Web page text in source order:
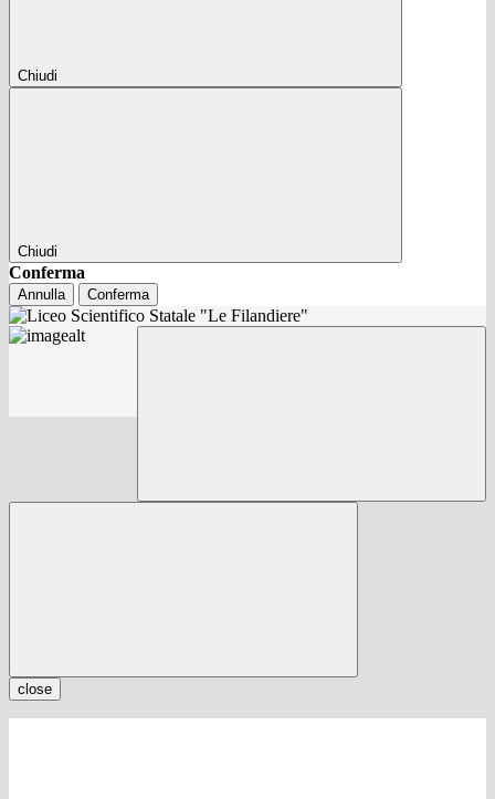
Chiudi
Chiudi
Conferma
Annulla Conferma
close